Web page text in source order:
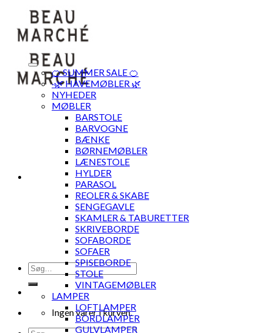
content
Søg
efter:
Ingen varer i kurven.
🍊 SUMMER SALE 🍊
·🌿 HAVEMØBLER 🌿
NYHEDER
MØBLER
BARSTOLE
BARVOGNE
BÆNKE
BØRNEMØBLER
LÆNESTOLE
HYLDER
PARASOL
REOLER & SKABE
SENGEGAVLE
SKAMLER & TABURETTER
SKRIVEBORDE
SOFABORDE
SOFAER
SPISEBORDE
STOLE
VINTAGEMØBLER
LAMPER
LOFTLAMPER
BORDLAMPER
GULVLAMPER